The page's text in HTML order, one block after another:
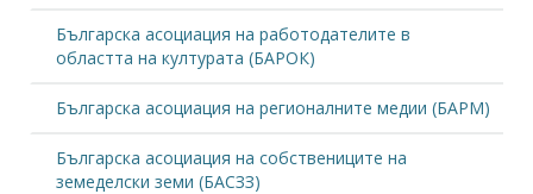
Българска асоциация на работодателите в
областта на културата (БАРОК)
Българска асоциация на регионалните медии (БАРМ)
Българска асоциация на собствениците на
земеделски земи (БАСЗЗ)